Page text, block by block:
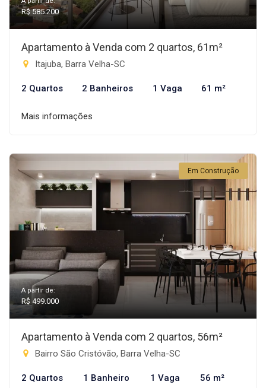
R$ 585.200
Apartamento à Venda com 2 quartos, 61m²
Itajuba, Barra Velha-SC
2 Quartos 2 Banheiros 1 Vaga 61 m²
Mais informações
Em Construção
A partir de:
R$ 499.000
Apartamento à Venda com 2 quartos, 56m²
Bairro São Cristóvão, Barra Velha-SC
2 Quartos 1 Banheiro 1 Vaga 56 m²